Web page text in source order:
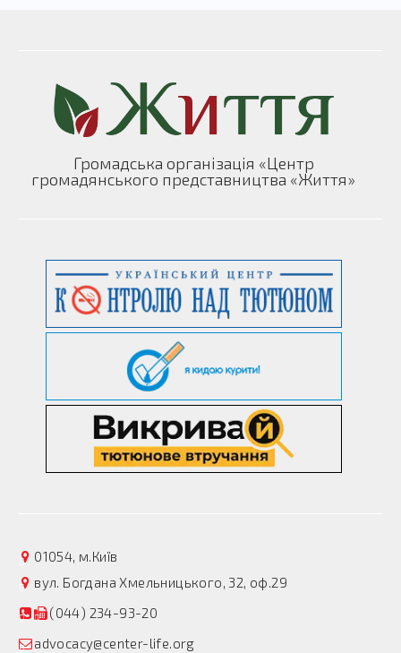
Громадська організація «Центр
громадянського представництва «Життя»
01054, м.Київ
вул. Богдана Хмельницького, 32, оф.29
(044) 234-93-20
advocacy@center-life.org